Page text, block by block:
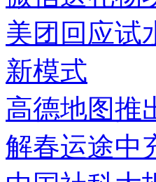
美团回应试
新模式
高德地图推
解春运途中